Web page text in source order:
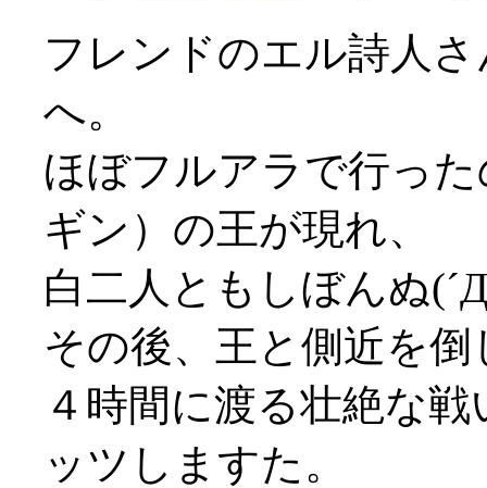
フレンドのエル詩人
へ。
ほぼフルアラで行っ
ギン）の王が現れ、
白二人ともしぼんぬ
その後、王と側近を
４時間に渡る壮絶な
ッツしますた。